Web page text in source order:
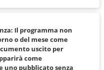
Il programma non
o del mese come
uscito per
come
uno pubblicato senza